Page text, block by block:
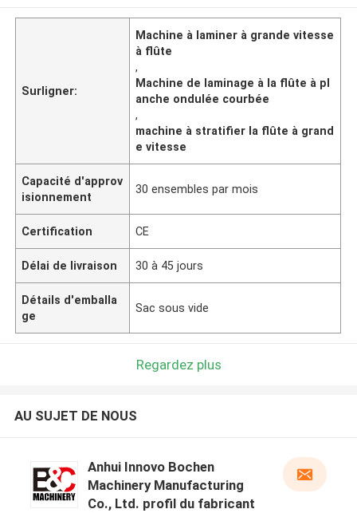
Surligner:
Machine à laminer à grande vitesse
à flûte
,
Machine de laminage à la flûte à pl
anche ondulée courbée
,
machine à stratifier la flûte à grand
e vitesse
Capacité d'approv
isionnement
30 ensembles par mois
Certification CE
Délai de livraison 30 à 45 jours
Détails d'emballa
ge
Sac sous vide
Regardez plus
AU SUJET DE NOUS
Anhui Innovo Bochen
Machinery Manufacturing
Co., Ltd. profil du fabricant